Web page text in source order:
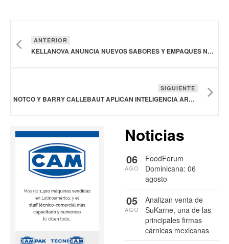
ANTERIOR
KELLANOVA ANUNCIA NUEVOS SABORES Y EMPAQUES NAVIDEÑOS
SIGUIENTE
NOTCO Y BARRY CALLEBAUT APLICAN INTELIGENCIA ARTIFICIAL PARA REFORMULAR EL CHOCOLATE
Noticias
FoodForum
Dominicana: 06
agosto
06
AGO
Analizan venta de
SuKarne, una de las
principales firmas
cárnicas mexicanas
05
AGO